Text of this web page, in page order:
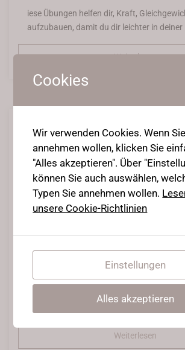
iese Übungen helfen dir, Kraft,
aufzubauen, damit du dir leichter in
Weiterlesen
How to:
Preparation &
Bitte wärmt euch vor diesem Video gut auf,
ihr das Intermediate Warm-Up. Ihr solltet
Intermediate Cobra Tutorial mehrfach
Tutorial baut darauf auf :)
Weiterlesen
Cookies
Wir verwenden Cookies. Wenn
annehmen wollen, klicken Sie
"Alles akzeptieren". Über
können Sie auch auswählen,
Typen Sie annehmen wollen.
unsere Cookie-Richtlinien
Einstellungen
Alles akzeptieren